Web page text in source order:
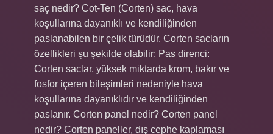
saç nedir? Cot-Ten (Corten) sac, hava
koşullarına dayanıklı ve kendiliğinden
paslanabilen bir çelik türüdür. Corten sacların
özellikleri şu şekilde olabilir: Pas direnci:
Corten saclar, yüksek miktarda krom, bakır ve
fosfor içeren bileşimleri nedeniyle hava
koşullarına dayanıklıdır ve kendiliğinden
paslanır. Corten panel nedir? Corten panel
nedir? Corten paneller, dış cephe kaplaması